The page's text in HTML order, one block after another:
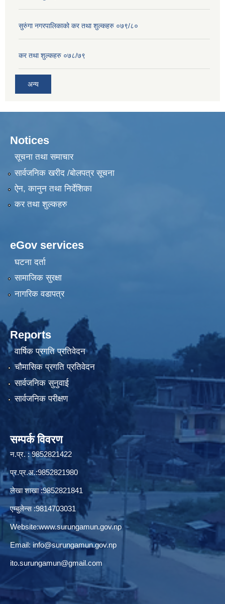
सुरुंगा नगरपालिकाको कर तथा शुल्कहरु ०७९/८०
कर तथा शुल्कहरु ०७८/७९
अन्य
Notices
सूचना तथा समाचार
सार्वजनिक खरीद /बोलपत्र सूचना
ऐन, कानुन तथा निर्देशिका
कर तथा शुल्कहरु
eGov services
घटना दर्ता
सामाजिक सुरक्षा
नागरिक वडापत्र
Reports
वार्षिक प्रगति प्रतिवेदन
चौमासिक प्रगति प्रतिवेदन
सार्वजनिक सुनुवाई
सार्वजनिक परीक्षण
सम्पर्क विवरण
न.प्र. : 9852821422
प्र.प्र.अ.:9852821980
लेखा शाखा :9852821841
एम्बुलेन्स :9814703031
Website:www.surungamun.gov.np
Email: info@surungamun.gov.np
ito.surungamun@gmail.com